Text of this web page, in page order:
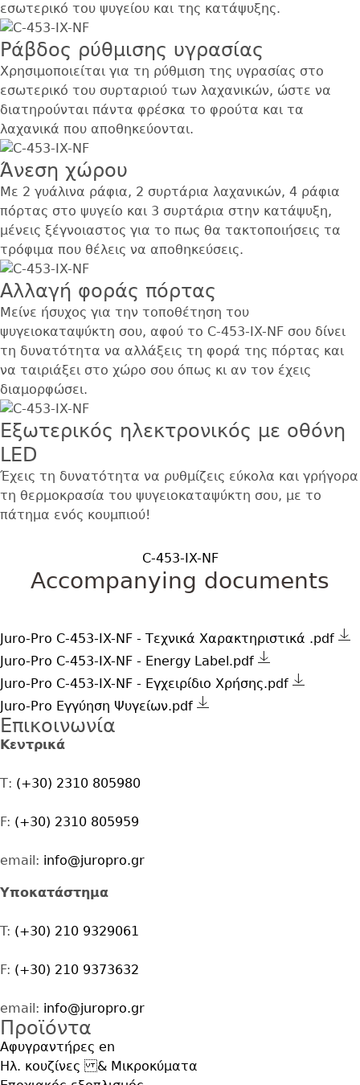
εσωτερικό του ψυγείου και της κατάψυξης.
Ράβδος ρύθμισης υγρασίας
Χρησιμοποιείται για τη ρύθμιση της υγρασίας στο
εσωτερικό του συρταριού των λαχανικών, ώστε να
διατηρούνται πάντα φρέσκα το φρούτα και τα
λαχανικά που αποθηκεύονται.
Άνεση χώρου
Με 2 γυάλινα ράφια, 2 συρτάρια λαχανικών, 4 ράφια
πόρτας στο ψυγείο και 3 συρτάρια στην κατάψυξη,
μένεις ξέγνοιαστος για το πως θα τακτοποιήσεις τα
τρόφιμα που θέλεις να αποθηκεύσεις.
Αλλαγή φοράς πόρτας
Μείνε ήσυχος για την τοποθέτηση του
ψυγειοκαταψύκτη σου, αφού το C-453-IX-NF σου δίνει
τη δυνατότητα να αλλάξεις τη φορά της πόρτας και
να ταιριάξει στο χώρο σου όπως κι αν τον έχεις
διαμορφώσει.
Εξωτερικός ηλεκτρονικός με οθόνη
LED
Έχεις τη δυνατότητα να ρυθμίζεις εύκολα και γρήγορα
τη θερμοκρασία του ψυγειοκαταψύκτη σου, με το
πάτημα ενός κουμπιού!
C-453-IX-NF
Accompanying documents
Juro-Pro C-453-IX-NF - Τεχνικά Χαρακτηριστικά .pdf
Juro-Pro C-453-IX-NF - Energy Label.pdf
Juro-Pro C-453-IX-NF - Εγχειρίδιο Χρήσης.pdf
Juro-Pro Εγγύηση Ψυγείων.pdf
Επικοινωνία
Address
Κεντρικά
Τ: (+30) 2310 805980
F: (+30) 2310 805959
email: info@juropro.gr
Υποκατάστημα
T: (+30) 210 9329061
F: (+30) 210 9373632
email: info@juropro.gr
Προϊόντα
Αφυγραντήρες en
Ηλ. κουζίνες & Μικροκύματα